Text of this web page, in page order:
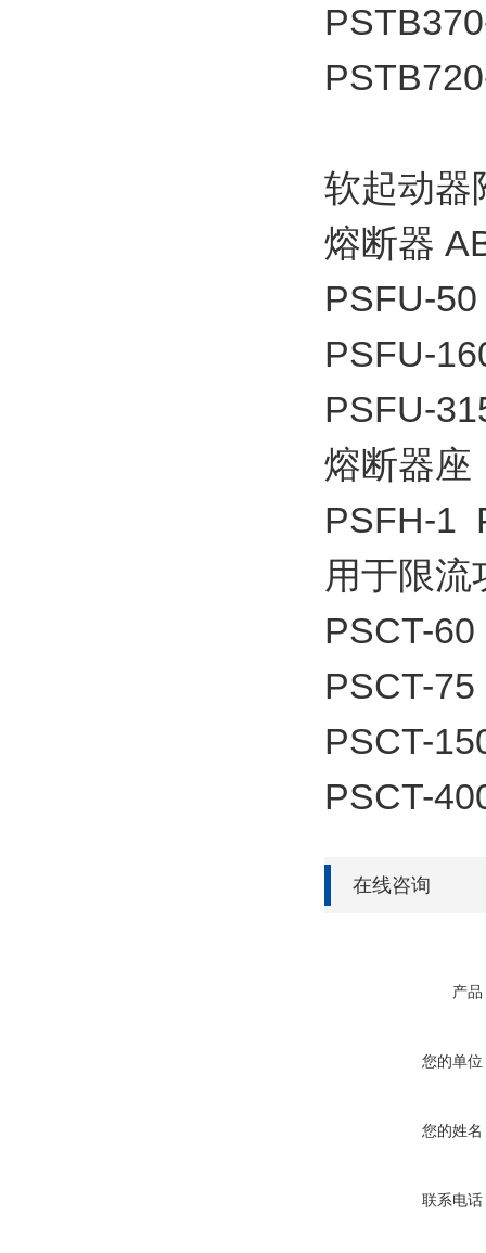
软起动器
熔断器
PSFU-
PSFU-
PSFU-
熔断器座
PSFH-1
用于限流
PSCT-
PSCT-
PSCT-
PSCT-
在线咨询
产品
您的单位
您的姓名
联系电话